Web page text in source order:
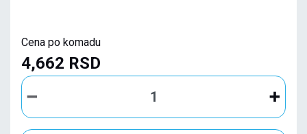
Cena po komadu
4,662 RSD